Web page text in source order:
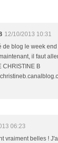
12/10/2013 10:31
de blog le week
il faut
CHRISTINE B
06:23
vraiment belles !